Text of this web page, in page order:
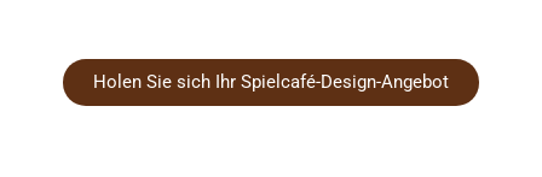
Holen Sie sich Ihr Spielcafé-Design-Angebot